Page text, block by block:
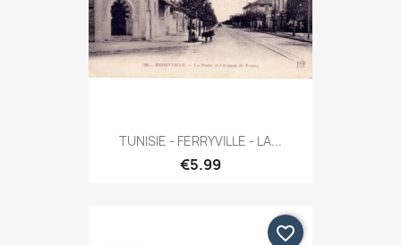
TUNISIE - FERRYVILLE - LA...
€5.99
favorite_border